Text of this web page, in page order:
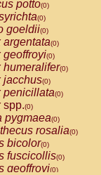
potto(0)
(0)
goeldii(0)
argentata(0)
geoffroyi(0)
humeralifer(0)
jacchus(0)
penicillata(0)
spp.(0)
pygmaea(0)
rosalia(0)
bicolor(0)
fuscicollis(0)
geoffroyi(0)